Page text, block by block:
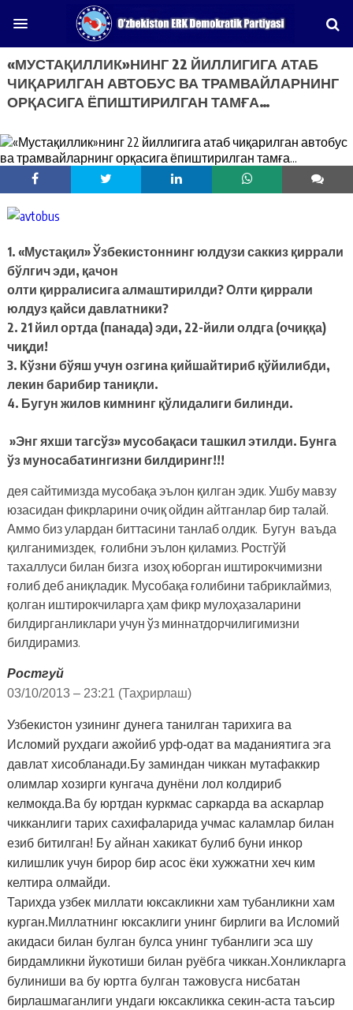
«МУСТАҚИЛЛИК»НИНГ 22 ЙИЛЛИГИГА АТАБ
ЧИҚАРИЛГАН АВТОБУС ВА ТРАМВАЙЛАРНИНГ
ОРҚАСИГА ЁПИШТИРИЛГАН ТАМҒА…
1. «Мустақил» Ўзбекистоннинг юлдузи саккиз қиррали
бўлгич эди, қачон
олти қирралисига алмаштирилди? Олти қиррали
юлдуз қайси давлатники?
2. 21 йил ортда (панада) эди, 22-йили олдга (очиққа)
чиқди!
3. Кўзни бўяш учун озгина қийшайтириб қўйилибди,
лекин барибир таниқли.
4. Бугун жилов кимнинг қўлидалиги билинди.
»Энг яхши тагсўз» мусобақаси ташкил этилди. Бунга
ўз муносабатингизни билдиринг!!!
дея сайтимизда мусобақа эълон қилган эдик. Ушбу мавзу
юзасидан фикрларини очиқ ойдин айтганлар бир талай.
Аммо биз улардан биттасини танлаб олдик. Бугун ваъда
қилганимиздек, ғолибни эълон қиламиз. Ростгўй
тахаллуси билан бизга изоҳ юборган иштирокчимизни
ғолиб деб аниқладик. Мусобақа ғолибини табриклаймиз,
қолган иштирокчиларга ҳам фикр мулоҳазаларини
билдирганликлари учун ўз миннатдорчилигимизни
билдирамиз.
Ростгуй
03/10/2013 – 23:21 (Таҳрирлаш)
Узбекистон узининг дунега танилган тарихига ва
Исломий рухдаги ажойиб урф-одат ва маданиятига эга
давлат хисобланади.Бу заминдан чиккан мутафаккир
олимлар хозирги кунгача дунёни лол колдириб
келмокда.Ва бу юртдан куркмас саркарда ва аскарлар
чикканлиги тарих сахифаларида учмас каламлар билан
езиб битилган! Бу айнан хакикат булиб буни инкор
килишлик учун бирор бир асос ёки хужжатни хеч ким
келтира олмайди.
Тарихда узбек миллати юксакликни хам тубанликни хам
курган.Миллатнинг юксаклиги унинг бирлиги ва Исломий
акидаси билан булган булса унинг тубанлиги эса шу
бирдамликни йукотиши билан руёбга чиккан.Хонликларга
булиниши ва бу юртга булган тажовусга нисбатан
бирлашмаганлиги ундаги юксакликка секин-аста таъсир